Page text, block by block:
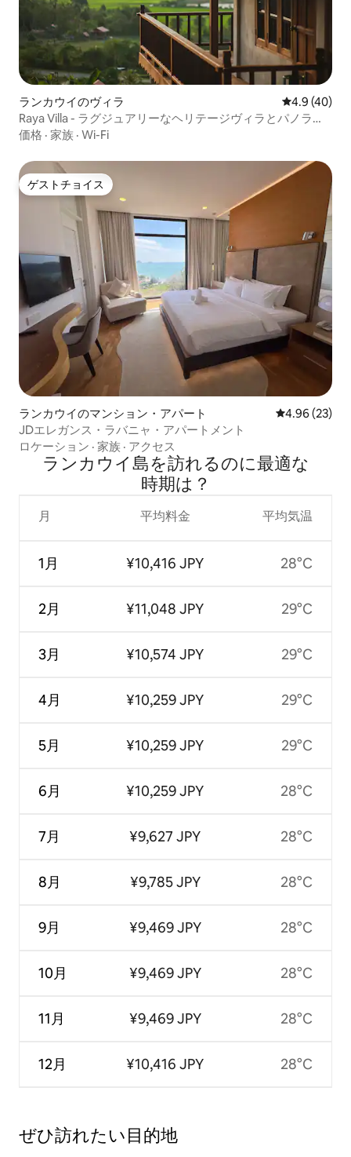
ランカウイのヴィラ レビュー40
4.9 (40)
Raya Villa - ラグジュアリーなヘリテージヴィラとパノラマ
ビュー
価格 · 家族 · Wi-Fi
ゲストチョイス
ゲストチョイス
ランカウイのマンション・アパート レビュー23
4.96 (23)
JDエレガンス・ラバニャ・アパートメント
ロケーション · 家族 · アクセス
ランカウイ島を訪⁠れ⁠るの⁠に最⁠適⁠な
時⁠期⁠は⁠？
月
1月
2月
3月
4月
5月
6月
7月
8月
9月
10月
11月
12月
平均料金
¥10,416 JPY
¥11,048 JPY
¥10,574 JPY
¥10,259 JPY
¥10,259 JPY
¥10,259 JPY
¥9,627 JPY
¥9,785 JPY
¥9,469 JPY
¥9,469 JPY
¥9,469 JPY
¥10,416 JPY
平均気温
28°C
29°C
29°C
29°C
29°C
28°C
28°C
28°C
28°C
28°C
28°C
28°C
ぜひ訪⁠れ⁠た⁠い目⁠的⁠地